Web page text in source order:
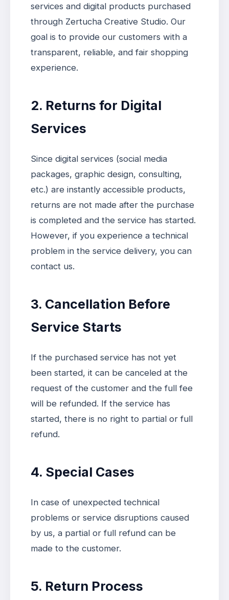
services and digital products purchased
through Zertucha Creative Studio. Our
goal is to provide our customers with a
transparent, reliable, and fair shopping
experience.
2. Returns for Digital
Services
Since digital services (social media
packages, graphic design, consulting,
etc.) are instantly accessible products,
returns are not made after the purchase
is completed and the service has started.
However, if you experience a technical
problem in the service delivery, you can
contact us.
3. Cancellation Before
Service Starts
If the purchased service has not yet
been started, it can be canceled at the
request of the customer and the full fee
will be refunded. If the service has
started, there is no right to partial or full
refund.
4. Special Cases
In case of unexpected technical
problems or service disruptions caused
by us, a partial or full refund can be
made to the customer.
5. Return Process